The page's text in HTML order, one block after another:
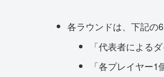
各ラウンドは、下記の6
「代表者による
「各プレイヤー